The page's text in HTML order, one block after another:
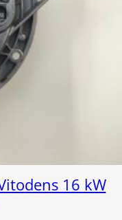
16 kW